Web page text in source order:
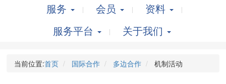
服务
会员
资料
服务平台
关于我们
当前位置:首页 国际合作 多边合作 机制活动